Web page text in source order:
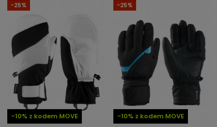
-10% z kodem MOVE
-25%
-10% z kodem MOVE
-25%